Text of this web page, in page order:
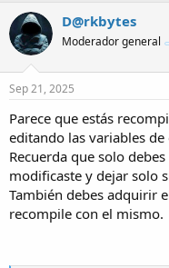
D@rkbytes
Moderador general
Sep 21, 2025
Parece que estás
editando las variables
Recuerda que solo
modificaste y dejar solo
También debes adquirir
recompile con el mismo.